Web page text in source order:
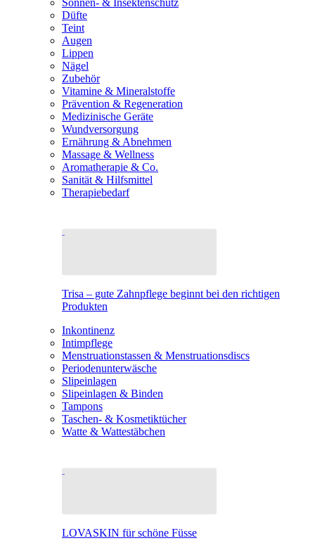
Sonnen- & Insektenschutz
Düfte
Teint
Augen
Lippen
Nägel
Zubehör
Vitamine & Mineralstoffe
Prävention & Regeneration
Medizinische Geräte
Wundversorgung
Ernährung & Abnehmen
Massage & Wellness
Aromatherapie & Co.
Sanität & Hilfsmittel
Therapiebedarf
Trisa – gute Zahnpflege beginnt bei den richtigen
Produkten
Inkontinenz
Intimpflege
Menstruationstassen & Menstruationsdiscs
Periodenunterwäsche
Slipeinlagen
Slipeinlagen & Binden
Tampons
Taschen- & Kosmetiktücher
Watte & Wattestäbchen
LOVASKIN für schöne Füsse